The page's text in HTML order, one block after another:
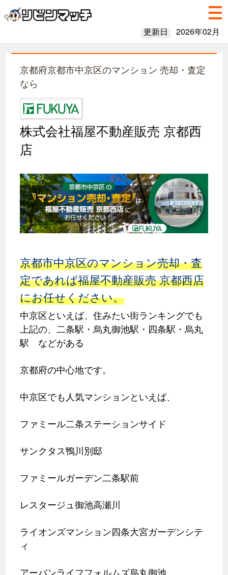
更新日 2026年02月
京都府京都市中京区のマンション 売却・査定
なら
株式会社福屋不動産販売 京都西
店
京都市中京区のマンション売却・査
定であれば福屋不動産販売 京都西店
にお任せください。
中京区といえば、住みたい街ランキングでも
上記の、二条駅・烏丸御池駅・四条駅・烏丸
駅 などがある
京都府の中心地です。
中京区でも人気マンションといえば、
ファミール二条ステーションサイド
サンクタス鴨川別邸
ファミールガーデン二条駅前
レスタージュ御池高瀬川
ライオンズマンション四条大宮ガーデンシテ
ィ
アーバンライフフォルムズ烏丸御池